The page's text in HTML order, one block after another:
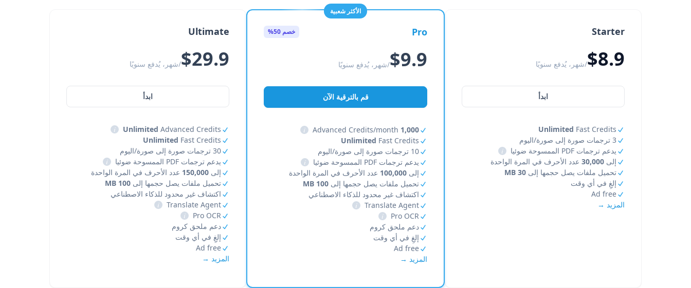
Starter
$8.9/شهر، يُدفع سنويًا
ابدأ
Unlimited Fast Credits
3 ترجمات صورة إلى صورة/اليوم
يدعم ترجمات PDF الممسوحة ضوئيا
i
إلى 30,000 عدد الأحرف في المرة الواحدة
تحميل ملفات يصل حجمها إلى 30 MB
إلغِ في أي وقت
Ad free
المزيد →
الأكثر شعبية
Pro خصم 50%
$9.9/شهر، يُدفع سنويًا
قم بالترقية الآن
1,000
i
Unlimited Fast Credits
10 ترجمات صورة إلى صورة/اليوم
يدعم ترجمات PDF الممسوحة ضوئيا
i
إلى100,000 عدد الأحرف في المرة الواحدة
تحميل ملفات يصل حجمها إلى100 MB
اكتشاف غير محدود للذكاء الاصطناعي
Translate Agent
i
Pro OCR
i
دعم ملحق كروم
إلغِ في أي وقت
Ad free
المزيد →
Ultimate
$29.9/شهر، يُدفع سنويًا
ابدأ
Unlimited Advanced Credits
i
Unlimited Fast Credits
30 ترجمات صورة إلى صورة/اليوم
يدعم ترجمات PDF الممسوحة ضوئيا
i
إلى 150,000 عدد الأحرف في المرة الواحدة
تحميل ملفات يصل حجمها إلى 100 MB
اكتشاف غير محدود للذكاء الاصطناعي
Translate Agent
i
Pro OCR
i
دعم ملحق كروم
إلغِ في أي وقت
Ad free
المزيد →